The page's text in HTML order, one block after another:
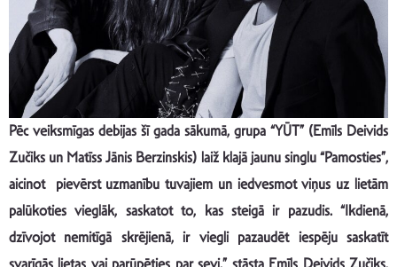
Pēc veiksmīgas debijas šī gada sākumā, grupa “YŪT” (Emīls Deivids
Zučiks un Matīss Jānis Berzinskis) laiž klajā jaunu singlu “Pamosties”,
aicinot pievērst uzmanību tuvajiem un iedvesmot viņus uz lietām
palūkoties vieglāk, saskatot to, kas steigā ir pazudis. “Ikdienā,
dzīvojot nemitīgā skrējienā, ir viegli pazaudēt iespēju saskatīt